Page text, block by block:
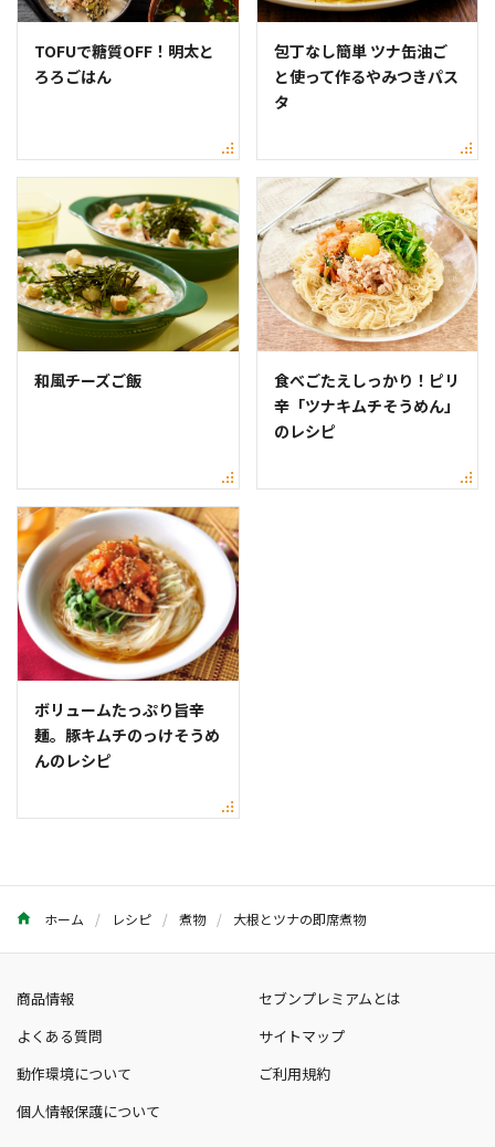
TOFUで糖質OFF！明太と
ろろごはん
包丁なし簡単 ツナ缶油ご
と使って作るやみつきパス
タ
和風チーズご飯
食べごたえしっかり！ピリ
辛「ツナキムチそうめん」
のレシピ
ボリュームたっぷり旨辛
麺。豚キムチのっけそうめ
んのレシピ
ホーム レシピ 煮物 大根とツナの即席煮物
商品情報
セブンプレミアムとは
よくある質問
サイトマップ
動作環境について
ご利用規約
個人情報保護について